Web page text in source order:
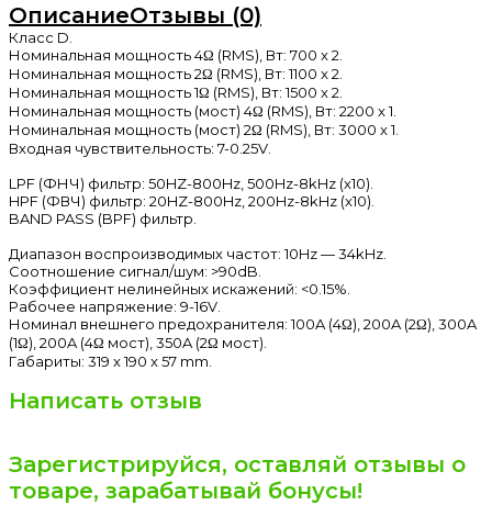
ОписаниеОтзывы (0)
Класс D.
Номинальная мощность 4Ω (RMS), Вт: 700 x 2.
Номинальная мощность 2Ω (RMS), Вт: 1100 x 2.
Номинальная мощность 1Ω (RMS), Вт: 1500 x 2.
Номинальная мощность (мост) 4Ω (RMS), Вт: 2200 x 1.
Номинальная мощность (мост) 2Ω (RMS), Вт: 3000 x 1.
Входная чувствительность: 7-0.25V.
LPF (ФНЧ) фильтр: 50HZ-800Hz, 500Hz-8kHz (x10).
HPF (ФВЧ) фильтр: 20HZ-800Hz, 200Hz-8kHz (x10).
BAND PASS (BPF) фильтр.
Диапазон воспроизводимых частот: 10Hz — 34kHz.
Соотношение сигнал/шум: >90dB.
Коэффициент нелинейных искажений: <0.15%.
Рабочее напряжение: 9-16V.
Номинал внешнего предохранителя: 100A (4Ω), 200A (2Ω), 300A
(1Ω), 200A (4Ω мост), 350A (2Ω мост).
Габариты: 319 x 190 x 57 mm.
Написать отзыв
Зарегистрируйся, оставляй отзывы о
товаре, зарабатывай бонусы!